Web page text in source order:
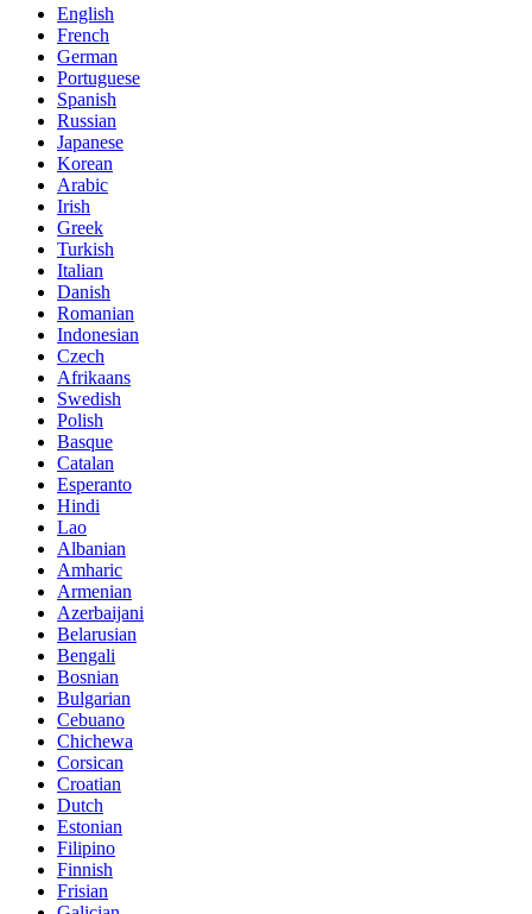
English
French
German
Portuguese
Spanish
Russian
Japanese
Korean
Arabic
Irish
Greek
Turkish
Italian
Danish
Romanian
Indonesian
Czech
Afrikaans
Swedish
Polish
Basque
Catalan
Esperanto
Hindi
Lao
Albanian
Amharic
Armenian
Azerbaijani
Belarusian
Bengali
Bosnian
Bulgarian
Cebuano
Chichewa
Corsican
Croatian
Dutch
Estonian
Filipino
Finnish
Frisian